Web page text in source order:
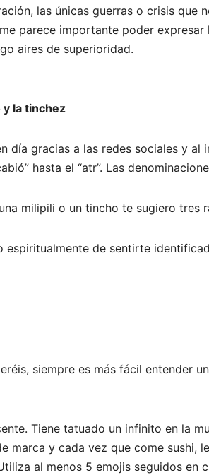
las únicas guerras o crisis que
parece importante poder
aires de superioridad.
la tinchez
día gracias a las redes sociales y
hasta el “atr”. Las
milipili o un tincho te sugiero tres
espiritualmente de sentirte
siempre es más fácil entender
Tiene tatuado un infinito en la
marca y cada vez que come sushi,
al menos 5 emojis seguidos en